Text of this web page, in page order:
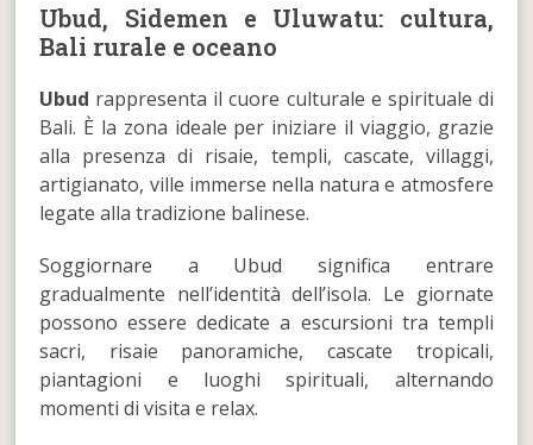
Ubud, Sidemen e Uluwatu: cultura,
Bali rurale e oceano
Ubud rappresenta il cuore culturale e spirituale di
Bali. È la zona ideale per iniziare il viaggio, grazie
alla presenza di risaie, templi, cascate, villaggi,
artigianato, ville immerse nella natura e atmosfere
legate alla tradizione balinese.
Soggiornare a Ubud significa entrare
gradualmente nell’identità dell’isola. Le giornate
possono essere dedicate a escursioni tra templi
sacri, risaie panoramiche, cascate tropicali,
piantagioni e luoghi spirituali, alternando
momenti di visita e relax.